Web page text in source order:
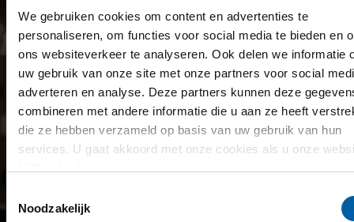
We gebruiken cookies om content en advertenties te
personaliseren, om functies voor social media te bieden en
ons websiteverkeer te analyseren. Ook delen we informatie
uw gebruik van onze site met onze partners voor social
adverteren en analyse. Deze partners kunnen deze
combineren met andere informatie die u aan ze heeft
die ze hebben verzameld op basis van uw gebruik van hun
services. U gaat akkoord met onze cookies als u onze
Noodzakelijk